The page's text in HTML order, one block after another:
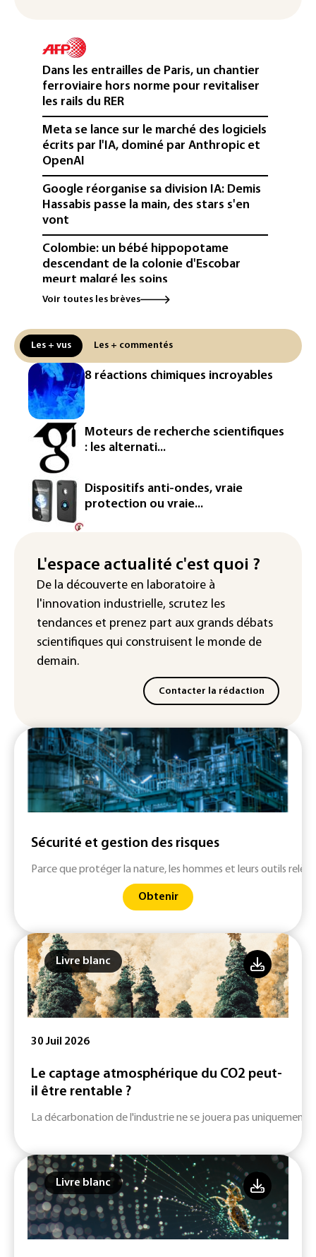
Dans les entrailles de Paris, un chantier
ferroviaire hors norme pour revitaliser
les rails du RER
Meta se lance sur le marché des logiciels
écrits par l'IA, dominé par Anthropic et
OpenAI
Google réorganise sa division IA: Demis
Hassabis passe la main, des stars s'en
vont
Colombie: un bébé hippopotame
descendant de la colonie d'Escobar
meurt malgré les soins
attendue en Europe
L'Autriche bat son record absolu de
chaleur pour le deuxième jour d'affilée
Inde : Meta sommé de s'excuser après
le retrait d'une vidéo de Modi
La défense, voie de diversification pour
un secteur automobile à la peine
France : prison avec sursis et
"bannissement numérique" pour deux
streamers jugés pour des violences et
IA : Mythos 5 d'Anthropic crée de
fausses identités lors d'un test au
Royaume-Uni
Voir toutes les brèves
Les + vus Les + commentés
8 réactions chimiques incroyables
Moteurs de recherche scientifiques
: les alternati...
Dispositifs anti-ondes, vraie
protection ou vraie...
L'espace actualité c'est quoi ?
De la découverte en laboratoire à
l'innovation industrielle, scrutez les
tendances et prenez part aux grands débats
scientifiques qui construisent le monde de
demain.
Contacter la rédaction
Sécurité et gestion des risques
Parce que protéger la nature, les hommes et leurs outils
Obtenir
Livre blanc
30 Juil 2026
Le captage atmosphérique du CO2 peut-
il être rentable ?
La décarbonation de l'industrie ne se jouera pas uniquement
Livre blanc